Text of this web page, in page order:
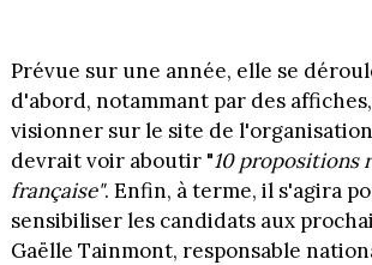
Prévue sur une année, elle se
d'abord, notammant par des
visionner sur le site de
devrait voir aboutir "10 propositions
française". Enfin, à terme, il s'agira
sensibiliser les candidats aux
Gaëlle Tainmont, responsable